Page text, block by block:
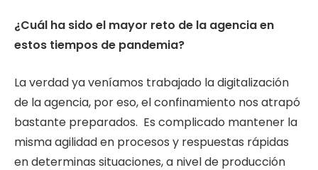
¿Cuál ha sido el mayor reto de la agencia en
estos tiempos de pandemia?
La verdad ya veníamos trabajado la digitalización
de la agencia, por eso, el confinamiento nos atrapó
bastante preparados. Es complicado mantener la
misma agilidad en procesos y respuestas rápidas
en determinas situaciones, a nivel de producción